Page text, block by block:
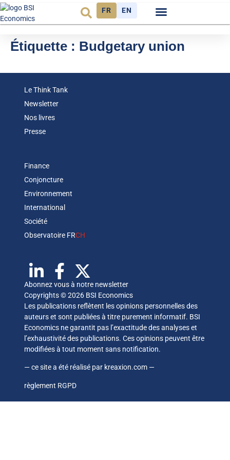
FR EN
Étiquette : Budgetary union
Le Think Tank
Newsletter
Nos livres
Presse
Finance
Conjoncture
Environnement
International
Société
Observatoire FRCH
Abonnez vous à notre newsletter
Copyrights © 2026 BSI Economics
Les publications reflètent les opinions personnelles des
auteurs et sont publiées à titre purement informatif. BSI
Economics ne garantit pas l’exactitude des analyses et
l’exhaustivité des publications. Ces opinions peuvent être
modifiées à tout moment sans notification.
— ce site a été réalisé par kreaxion.com —
règlement RGPD